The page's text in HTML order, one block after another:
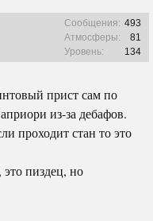
Сообщения: 493
Атмосферы:
81
Уровень:
134
прист сам по
из-за дебафов.
проходит стан то это
это пиздец, но